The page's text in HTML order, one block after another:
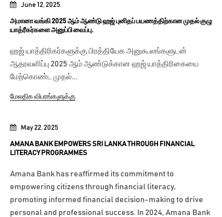
May 22, 2025
AMANA BANK EMPOWERS SRI LANKA THROUGH FINANCIAL
LITERACY PROGRAMMES
Amana Bank has reaffirmed its commitment to
empowering citizens through financial literacy,
promoting informed financial decision-making to drive
personal and professional success. In 2024, Amana Bank
June 12, 2025
அமானா வங்கி 2025 ஆம் ஆண்டு ஹஜ் புனிதப் பயணத்திற்கான முதல் குழு
யாத்ரீகர்களை அனுப்பி வைப்பு.
ஹஜ் யாத்திரிகர்களுக்கு பிரத்தியேக அனுகூலங்களுடன்
ஆதரவளிப்பு 2025 ஆம் ஆண்டுக்கான ஹஜ் யாத்திரிகையை
மேற்கொண்ட முதல்...
மேலதிக விபரங்களுக்கு